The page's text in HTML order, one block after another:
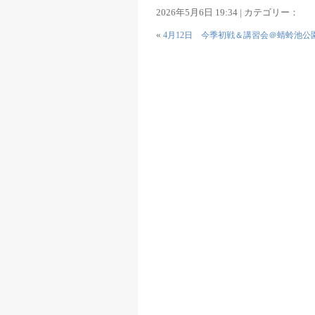
2026年5月6日 19:34 | カテゴリー：
« 4月12日 今季初戦＆講習会＠蜻蛉池公